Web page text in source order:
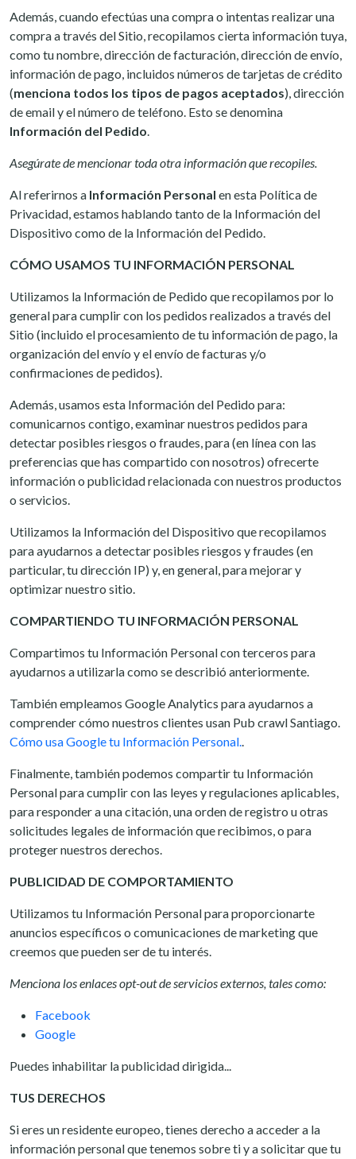
Además, cuando efectúas una compra o intentas realizar una
compra a través del Sitio, recopilamos cierta información tuya,
como tu nombre, dirección de facturación, dirección de envío,
información de pago, incluidos números de tarjetas de crédito
(menciona todos los tipos de pagos aceptados), dirección
de email y el número de teléfono. Esto se denomina
Información del Pedido.
Asegúrate de mencionar toda otra información que recopiles.
Al referirnos a Información Personal en esta Política de
Privacidad, estamos hablando tanto de la Información del
Dispositivo como de la Información del Pedido.
CÓMO USAMOS TU INFORMACIÓN PERSONAL
Utilizamos la Información de Pedido que recopilamos por lo
general para cumplir con los pedidos realizados a través del
Sitio (incluido el procesamiento de tu información de pago, la
organización del envío y el envío de facturas y/o
confirmaciones de pedidos).
Además, usamos esta Información del Pedido para:
comunicarnos contigo, examinar nuestros pedidos para
detectar posibles riesgos o fraudes, para (en línea con las
preferencias que has compartido con nosotros) ofrecerte
información o publicidad relacionada con nuestros productos
o servicios.
Utilizamos la Información del Dispositivo que recopilamos
para ayudarnos a detectar posibles riesgos y fraudes (en
particular, tu dirección IP) y, en general, para mejorar y
optimizar nuestro sitio.
COMPARTIENDO TU INFORMACIÓN PERSONAL
Compartimos tu Información Personal con terceros para
ayudarnos a utilizarla como se describió anteriormente.
También empleamos Google Analytics para ayudarnos a
comprender cómo nuestros clientes usan Pub crawl Santiago.
Cómo usa Google tu Información Personal..
Finalmente, también podemos compartir tu Información
Personal para cumplir con las leyes y regulaciones aplicables,
para responder a una citación, una orden de registro u otras
solicitudes legales de información que recibimos, o para
proteger nuestros derechos.
PUBLICIDAD DE COMPORTAMIENTO
Utilizamos tu Información Personal para proporcionarte
anuncios específicos o comunicaciones de marketing que
creemos que pueden ser de tu interés.
Menciona los enlaces opt-out de servicios externos, tales como:
Facebook
Google
Puedes inhabilitar la publicidad dirigida...
TUS DERECHOS
Si eres un residente europeo, tienes derecho a acceder a la
información personal que tenemos sobre ti y a solicitar que tu